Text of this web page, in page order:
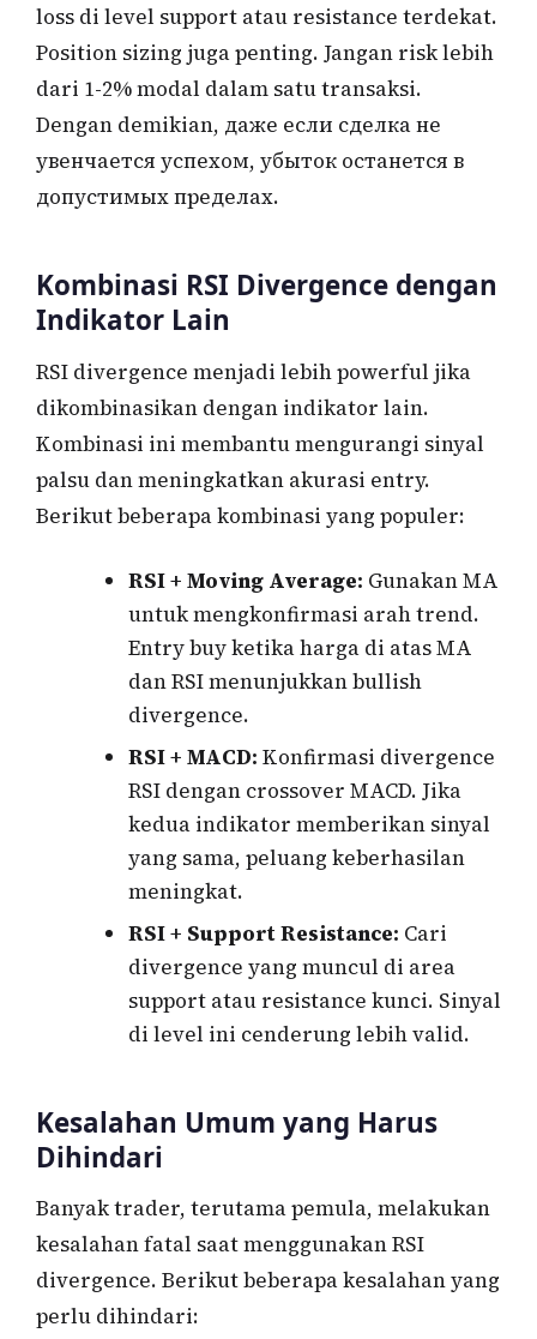
loss di level support atau resistance terdekat.
Position sizing juga penting. Jangan risk lebih
dari 1-2% modal dalam satu transaksi.
Dengan demikian, даже если сделка не
увенчается успехом, убыток останется в
допустимых пределах.
Kombinasi RSI Divergence dengan
Indikator Lain
RSI divergence menjadi lebih powerful jika
dikombinasikan dengan indikator lain.
Kombinasi ini membantu mengurangi sinyal
palsu dan meningkatkan akurasi entry.
Berikut beberapa kombinasi yang populer:
RSI + Moving Average: Gunakan MA
untuk mengkonfirmasi arah trend.
Entry buy ketika harga di atas MA
dan RSI menunjukkan bullish
divergence.
RSI + MACD: Konfirmasi divergence
RSI dengan crossover MACD. Jika
kedua indikator memberikan sinyal
yang sama, peluang keberhasilan
meningkat.
RSI + Support Resistance: Cari
divergence yang muncul di area
support atau resistance kunci. Sinyal
di level ini cenderung lebih valid.
Kesalahan Umum yang Harus
Dihindari
Banyak trader, terutama pemula, melakukan
kesalahan fatal saat menggunakan RSI
divergence. Berikut beberapa kesalahan yang
perlu dihindari: